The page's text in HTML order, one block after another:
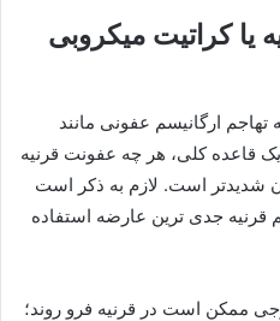
یا کراتیت میکروبی
ارگانیسم عفونی مانند
یک قاعده کلی، هر چه عفونت قرنیه
شدیدتر است. لازم به ذکر است
قرنیه جدی ترین عارضه استفاده
ممکن است در قرنیه فرو روند؛